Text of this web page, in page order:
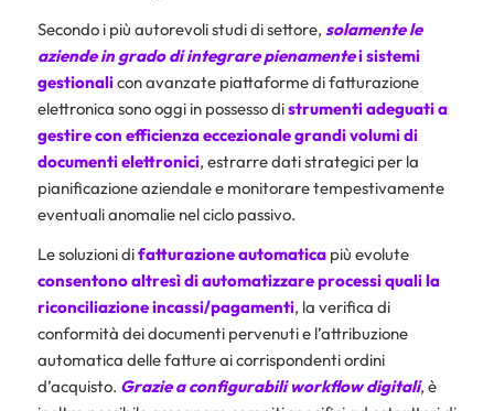
Secondo i più autorevoli studi di settore, solamente le
aziende in grado di integrare pienamentei sistemi
gestionalicon avanzate piattaforme di fatturazione
elettronica sono oggi in possesso distrumenti adeguati a
gestire con efficienza eccezionale grandi volumi di
documenti elettronici, estrarre dati strategici per la
pianificazione aziendale e monitorare tempestivamente
eventuali anomalie nel ciclo passivo.
Le soluzioni difatturazione automatica più evolute
consentono altresì di automatizzare processi quali la
riconciliazioneincassi/pagamenti, la verifica di
conformità dei documenti pervenuti e l’attribuzione
automatica delle fatture ai corrispondenti ordini
d’acquisto. Grazie a configurabili workflow digitali, è